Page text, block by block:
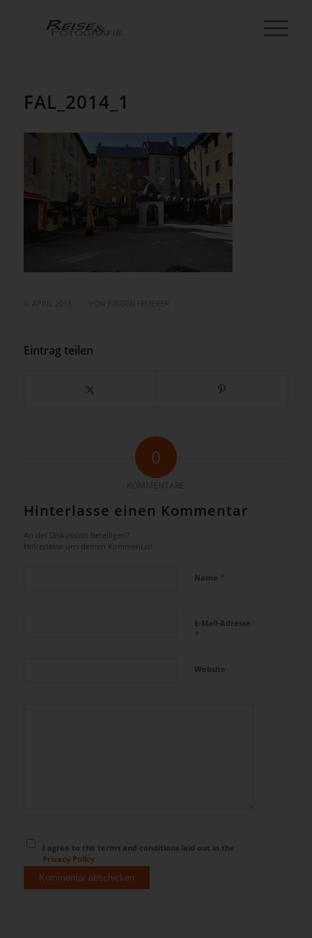
FAL_2014_1
Eintrag teilen
0
Hinterlasse einen Kommentar
An der Diskussion beteiligen?
Hinterlasse uns deinen Kommentar!
Name *
E-Mail-Adresse
*
Website
I agree to the terms and conditions laid out in the
Privacy Policy